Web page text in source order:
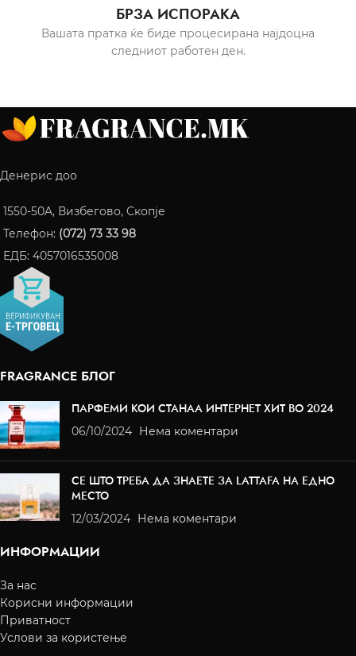
БРЗА ИСПОРАКА
Вашата пратка ќе биде процесирана најдоцна
следниот работен ден.
Денерис доо
1550-50A, Визбегово, Скопје
Телефон: (072) 73 33 98
ЕДБ: 4057016535008
FRAGRANCE БЛОГ
ПАРФЕМИ КОИ СТАНАА ИНТЕРНЕТ ХИТ ВО 2024
06/10/2024 Нема коментари
СЕ ШТО ТРЕБА ДА ЗНАЕТЕ ЗА LATTAFA НА ЕДНО
МЕСТО
12/03/2024 Нема коментари
ИНФОРМАЦИИ
За нас
Корисни информации
Приватност
Услови за користење